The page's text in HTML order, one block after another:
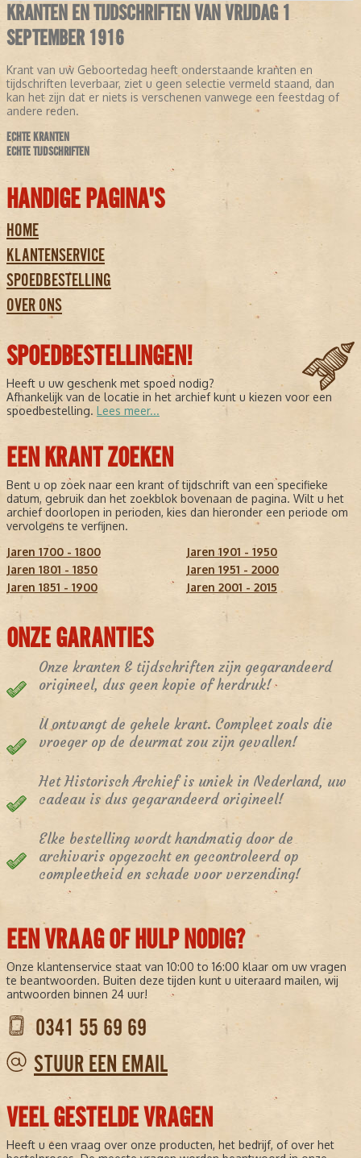
KRANTEN EN TIJDSCHRIFTEN VAN VRIJDAG 1
SEPTEMBER 1916
Krant van uw Geboortedag heeft onderstaande kranten en
tijdschriften leverbaar, ziet u geen selectie vermeld staand, dan
kan het zijn dat er niets is verschenen vanwege een feestdag of
andere reden.
ECHTE KRANTEN
ECHTE TIJDSCHRIFTEN
HANDIGE PAGINA'S
HOME
KLANTENSERVICE
SPOEDBESTELLING
OVER ONS
SPOEDBESTELLINGEN!
Heeft u uw geschenk met spoed nodig?
Afhankelijk van de locatie in het archief kunt u kiezen voor een
spoedbestelling. Lees meer...
EEN KRANT ZOEKEN
Bent u op zoek naar een krant of tijdschrift van een specifieke
datum, gebruik dan het zoekblok bovenaan de pagina. Wilt u het
archief doorlopen in perioden, kies dan hieronder een periode om
vervolgens te verfijnen.
Jaren 1700 - 1800
Jaren 1801 - 1850
Jaren 1851 - 1900
Jaren 1901 - 1950
Jaren 1951 - 2000
Jaren 2001 - 2015
ONZE GARANTIES
Onze kranten & tijdschriften zijn gegarandeerd
origineel, dus geen kopie of herdruk!
U ontvangt de gehele krant. Compleet zoals die
vroeger op de deurmat zou zijn gevallen!
Het Historisch Archief is uniek in Nederland, uw
cadeau is dus gegarandeerd origineel!
Elke bestelling wordt handmatig door de
archivaris opgezocht en gecontroleerd op
compleetheid en schade voor verzending!
EEN VRAAG OF HULP NODIG?
Onze klantenservice staat van 10:00 to 16:00 klaar om uw vragen
te beantwoorden. Buiten deze tijden kunt u uiteraard mailen, wij
antwoorden binnen 24 uur!
0341 55 69 69
STUUR EEN EMAIL
VEEL GESTELDE VRAGEN
Heeft u een vraag over onze producten, het bedrijf, of over het